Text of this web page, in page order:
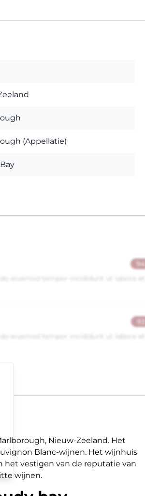
(Appellatie)
94
eiusmod tempor incididunt ut labore et
93
eiusmod tempor incididunt ut labore et
Nieuw-Zeeland. Het
Blanc-wijnen. Het wijnhuis
het vestigen van de reputatie van
wijnen.